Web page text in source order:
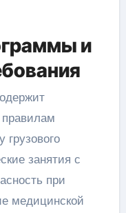
и
грузового
занятия с
при
медицинской